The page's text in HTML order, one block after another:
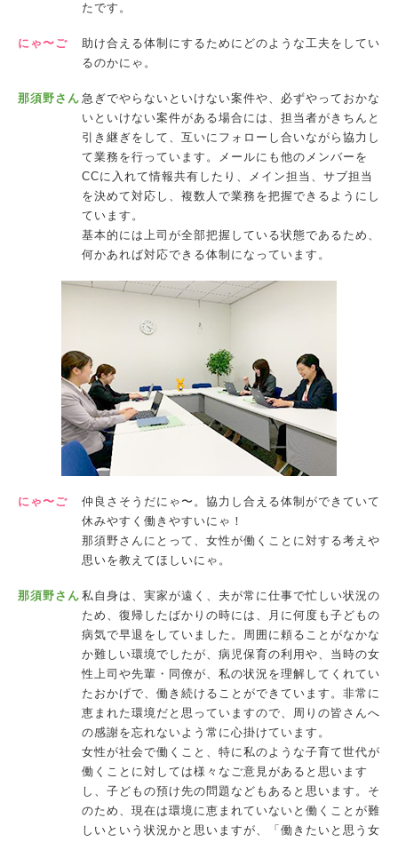
たです。
にゃ〜ご
助け合える体制にするためにどのような工夫をしてい
るのかにゃ。
那須野さん 急ぎでやらないといけない案件や、必ずやっておかな
いといけない案件がある場合には、担当者がきちんと
引き継ぎをして、互いにフォローし合いながら協力し
て業務を行っています。メールにも他のメンバーを
CCに入れて情報共有したり、メイン担当、サブ担当
を決めて対応し、複数人で業務を把握できるようにし
ています。
基本的には上司が全部把握している状態であるため、
何かあれば対応できる体制になっています。
にゃ〜ご
仲良さそうだにゃ〜。協力し合える体制ができていて
休みやすく働きやすいにゃ！
那須野さんにとって、女性が働くことに対する考えや
思いを教えてほしいにゃ。
那須野さん 私自身は、実家が遠く、夫が常に仕事で忙しい状況の
ため、復帰したばかりの時には、月に何度も子どもの
病気で早退をしていました。周囲に頼ることがなかな
か難しい環境でしたが、病児保育の利用や、当時の女
性上司や先輩・同僚が、私の状況を理解してくれてい
たおかげで、働き続けることができています。非常に
恵まれた環境だと思っていますので、周りの皆さんへ
の感謝を忘れないよう常に心掛けています。
女性が社会で働くこと、特に私のような子育て世代が
働くことに対しては様々なご意見があると思います
し、子どもの預け先の問題などもあると思います。そ
のため、現在は環境に恵まれていないと働くことが難
しいという状況かと思いますが、「働きたいと思う女